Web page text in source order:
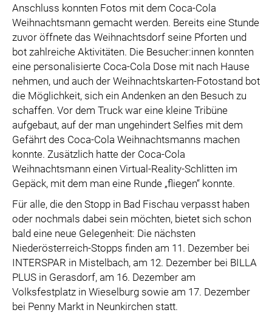
Anschluss konnten Fotos mit dem Coca-Cola
Weihnachtsmann gemacht werden. Bereits eine Stunde
zuvor öffnete das Weihnachtsdorf seine Pforten und
bot zahlreiche Aktivitäten. Die Besucher:innen konnten
eine personalisierte Coca-Cola Dose mit nach Hause
nehmen, und auch der Weihnachtskarten-Fotostand bot
die Möglichkeit, sich ein Andenken an den Besuch zu
schaffen. Vor dem Truck war eine kleine Tribüne
aufgebaut, auf der man ungehindert Selfies mit dem
Gefährt des Coca-Cola Weihnachtsmanns machen
konnte. Zusätzlich hatte der Coca-Cola
Weihnachtsmann einen Virtual-Reality-Schlitten im
Gepäck, mit dem man eine Runde „fliegen“ konnte.
Für alle, die den Stopp in Bad Fischau verpasst haben
oder nochmals dabei sein möchten, bietet sich schon
bald eine neue Gelegenheit: Die nächsten
Niederösterreich-Stopps finden am 11. Dezember bei
INTERSPAR in Mistelbach, am 12. Dezember bei BILLA
PLUS in Gerasdorf, am 16. Dezember am
Volksfestplatz in Wieselburg sowie am 17. Dezember
bei Penny Markt in Neunkirchen statt.